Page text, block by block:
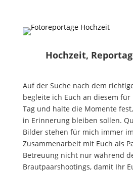
Hochzeit,
Auf der Suche nach dem
begleite ich Euch an diesem für
Tag und halte die Momente
in Erinnerung bleiben sollen.
Bilder stehen für mich immer
Zusammenarbeit mit Euch als
Betreuung nicht nur während
Brautpaarshootings, damit Ihr